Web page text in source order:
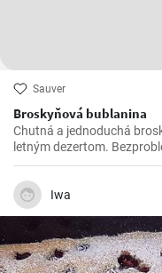
Sauver
Broskyňová bublanina
Chutná a jednoduchá
letným dezertom.
surovín.
Iwa